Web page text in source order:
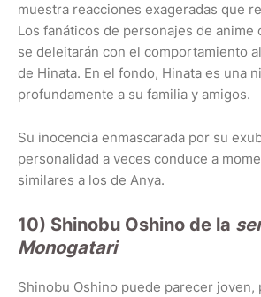
muestra reacciones exageradas que
Los fanáticos de personajes de anime
se deleitarán con el comportamiento
de Hinata. En el fondo, Hinata es una
profundamente a su familia y amigos.
Su inocencia enmascarada por su
personalidad a veces conduce a
similares a los de Anya.
10) Shinobu Oshino de la
Monogatari
Shinobu Oshino puede parecer joven,